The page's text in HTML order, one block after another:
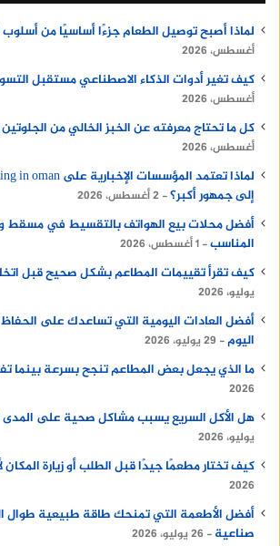
لماذا أصبح توصيل الطعام جزءًا أساسيًا من أسلوب
أغسطس، 2026
كيف تغير أدوات الذكاء الاصطناعي مستقبل
أغسطس، 2026
كل ما تحتاج معرفته عن الخبز الخالي من
أغسطس، 2026
إلى جمهور أكبر؟ 2 أغسطس، 2026
أفضل محلات بيع الهواتف بالتقسيط في مسقط
المناسب 1 أغسطس، 2026
كيف تقرأ تقييمات المطاعم بشكل صحيح قبل
يوليو، 2026
أفضل العادات اليومية التي تساعدك على
اليوم
29 يوليو، 2026
ما الذي يجعل بعض المطاعم تنجح بسرعة بينما
2026
هل الأكل السريع يسبب مشاكل صحية على المدى
يوليو، 2026
كيف تختار مطعمًا جيدًا قبل الطلب أو زيارة المكان
2026
أفضل الأطعمة التي تمنحك طاقة طبيعية طوال
صناعية
26 يوليو، 2026